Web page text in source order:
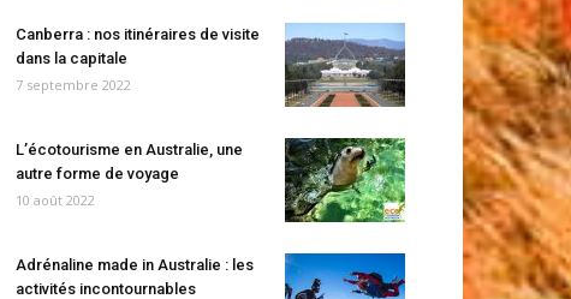
Canberra : nos itinéraires de visite
dans la capitale
7 septembre 2022
L’écotourisme en Australie, une
autre forme de voyage
10 août 2022
Adrénaline made in Australie : les
activités incontournables